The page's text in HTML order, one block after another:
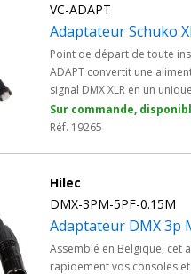
VC-ADAPT
Adaptateur Schuko
Point de départ de toute
ADAPT convertit une
signal DMX XLR en un
OUT. Ce câble adaptateur
console DMX et votre
câblage standard à
Versatile.
Sur commande,
Réf. 19265
Hilec
DMX-3PM-5PF-0.15M
Adaptateur DMX 3p
Assemblé en Belgique, cet
rapidement vos consoles